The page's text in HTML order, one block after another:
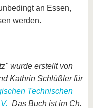
an Essen,
werden.
wurde erstellt von
Kathrin Schlüßler für
Technischen
Das Buch ist im Ch.